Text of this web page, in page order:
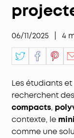
06/11/2025 4
Les étudiants et
recherchent
compacts,
contexte, le
comme une